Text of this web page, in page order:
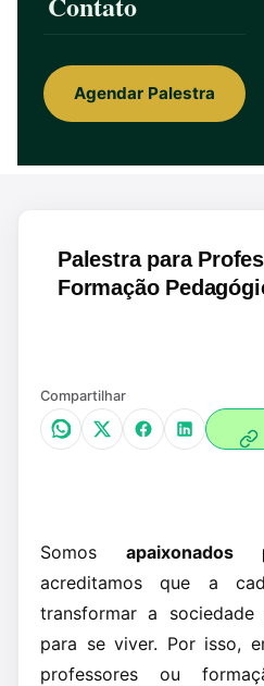
47 9
Ainor Lotério
Agendar Palestra
Palestra para
Formação
Compartilhar
Somos apaixonados
acreditamos que a
transformar a
para se viver. Por isso,
professores ou